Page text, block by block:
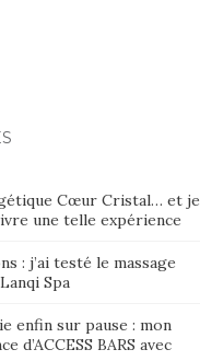
Cœur Cristal… et je
une telle expérience
: j’ai testé le massage
Spa
enfin sur pause : mon
d’ACCESS BARS avec